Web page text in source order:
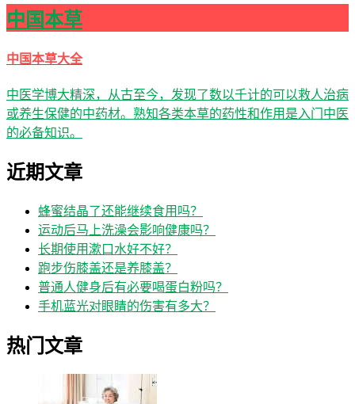
中国本草
中国本草大全
中医学博大精深，从古至今，发现了数以千计的可以救人治病
或养生保健的中药材。熟知各类本草的药性和作用是入门中医
的必备知识。
近期文章
蜂蜜结晶了还能继续食用吗？
运动后马上洗澡会影响健康吗？
长期使用漱口水好不好？
跑步伤膝盖还是养膝盖？
普通人健身后有必要喝蛋白粉吗？
手机蓝光对眼睛的伤害有多大？
热门文章